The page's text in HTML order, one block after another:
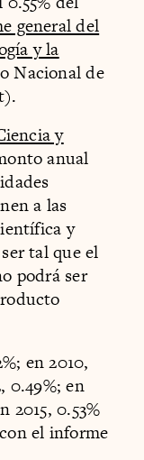
general del
y la
Nacional de
y
anual
a las
y
tal que el
podrá ser
en 2010,
0.49%; en
2015, 0.53%
el informe